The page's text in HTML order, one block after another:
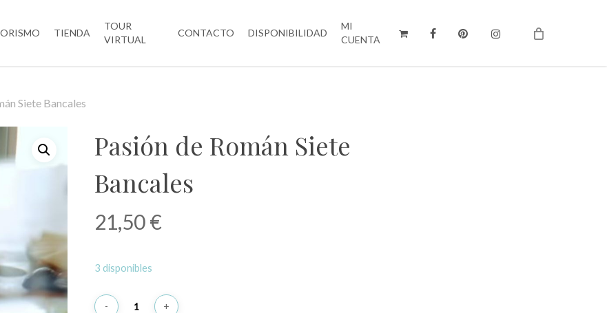
TIENDA
TOUR
VIRTUAL
CONTACTO DISPONIBILIDAD
MI
CUENTA
Siete Bancales
Pasión de Román Siete
Bancales
21,50€
3 disponibles